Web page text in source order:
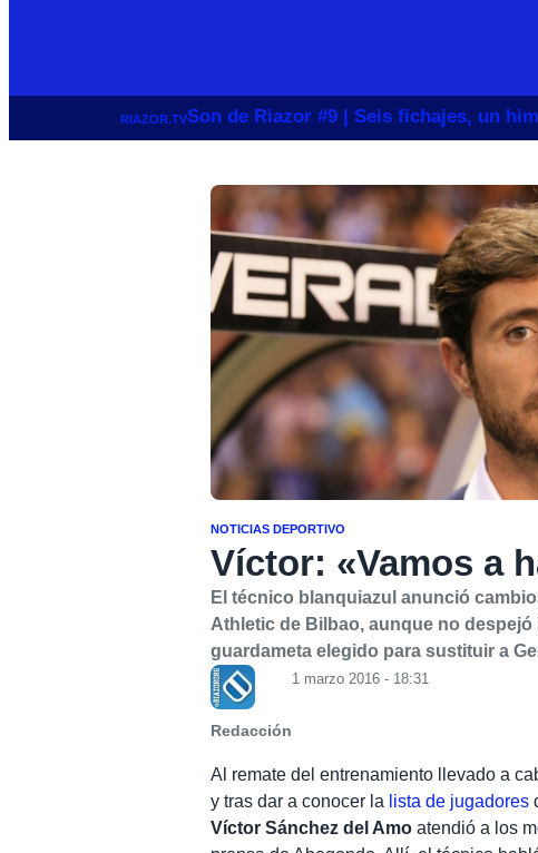
RIAZOR.TVSon de Riazor #9 | Seis fichajes, un
NOTICIAS DEPORTIVO
Víctor: «Vamos a
El técnico blanquiazul anunció
Athletic de Bilbao, aunque no despejó
guardameta elegido para sustituir a
Redacción
1 marzo 2016 - 18:31
Al remate del entrenamiento llevado a
y tras dar a conocer la lista de jugadores
Víctor Sánchez del Amo atendió a los